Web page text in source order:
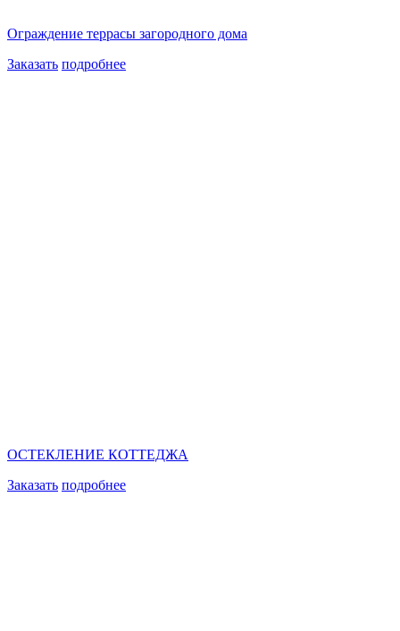
Ограждение террасы загородного дома
Заказать подробнее
ОСТЕКЛЕНИЕ КОТТЕДЖА
Заказать подробнее